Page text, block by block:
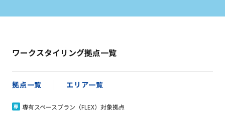
ワークスタイリング拠点一覧
拠点一覧 エリア一覧
専 専有スペースプラン（FLEX）対象拠点